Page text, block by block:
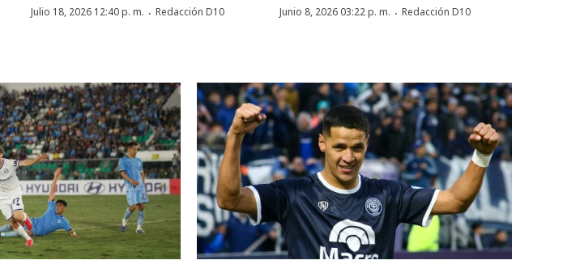
Julio 18, 2026 12:40 p. m. · Redacción D10 Junio 8, 2026 03:22 p. m. · Redacción D10